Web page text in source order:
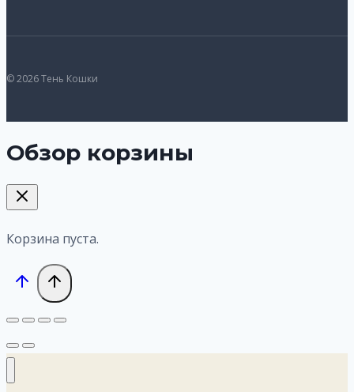
© 2026 Тень Кошки
Обзор корзины
Корзина пуста.